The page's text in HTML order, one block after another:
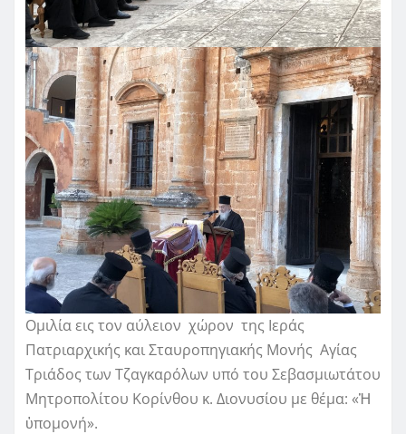
Ομιλία εις τον αύλειον χώρον της Ιεράς
Πατριαρχικής και Σταυροπηγιακής Μονής Αγίας
Τριάδος των Τζαγκαρόλων υπό του Σεβασμιωτάτου
Μητροπολίτου Κορίνθου κ. Διονυσίου με θέμα: «Ἡ
ὑπομονή».